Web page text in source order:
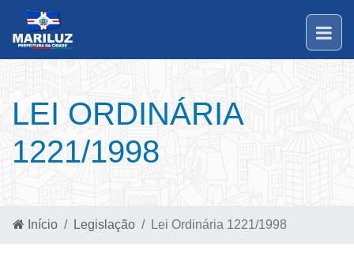
LEI ORDINÁRIA
1221/1998
Início Legislação Lei Ordinária 1221/1998